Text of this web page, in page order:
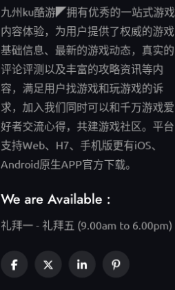
九州ku酷游◤拥有优秀的一站式游戏
内容体验，为用户提供了权威的游戏
基础信息、最新的游戏动态，真实的
评论评测以及丰富的攻略资讯等内
容，满足用户找游戏和玩游戏的诉
求，加入我们同时可以和千万游戏爱
好者交流心得，共建游戏社区。平台
支持Web、H7、手机版更有iOS、
Android原生APP官方下载。
We are Available :
礼拜一 - 礼拜五 (9.00am to 6.00pm)